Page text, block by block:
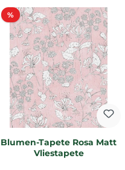
%Rabatt
Blumen-Tapete Rosa Matt
Vliestapete